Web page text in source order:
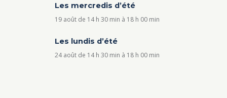
Les mercredis d’été
19 août de 14 h 30 min à 18 h 00 min
Les lundis d’été
24 août de 14 h 30 min à 18 h 00 min